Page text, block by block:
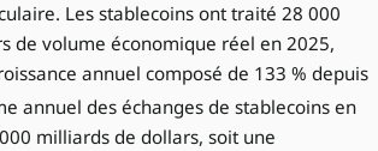
Les stablecoins ont traité 28 000
de volume économique réel en 2025,
annuel composé de 133 % depuis
annuel des échanges de stablecoins en
milliards de dollars, soit une